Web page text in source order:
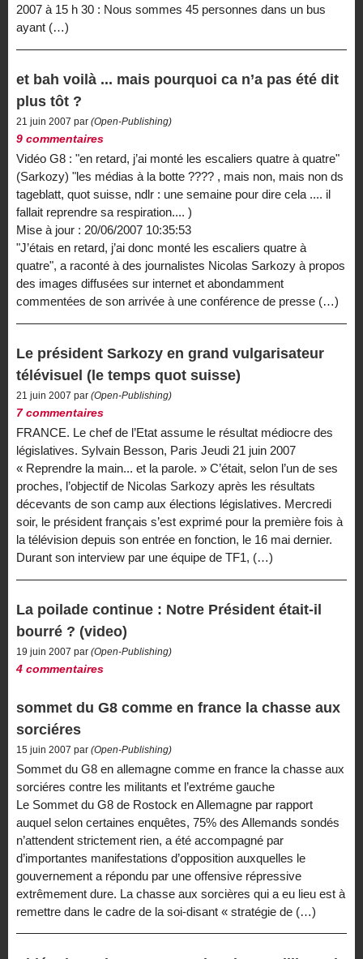
2007 à 15 h 30 : Nous sommes 45 personnes dans un bus
ayant (…)
et bah voilà ... mais pourquoi ca n’a pas été dit
plus tôt ?
21 juin 2007 par (Open-Publishing)
9 commentaires
Vidéo G8 : "en retard, j’ai monté les escaliers quatre à quatre"
(Sarkozy) "les médias à la botte ???? , mais non, mais non ds
tageblatt, quot suisse, ndlr : une semaine pour dire cela .... il
fallait reprendre sa respiration.... )
Mise à jour : 20/06/2007 10:35:53
"J’étais en retard, j’ai donc monté les escaliers quatre à
quatre", a raconté à des journalistes Nicolas Sarkozy à propos
des images diffusées sur internet et abondamment
commentées de son arrivée à une conférence de presse (…)
Le président Sarkozy en grand vulgarisateur
télévisuel (le temps quot suisse)
21 juin 2007 par (Open-Publishing)
7 commentaires
FRANCE. Le chef de l’Etat assume le résultat médiocre des
législatives. Sylvain Besson, Paris Jeudi 21 juin 2007
« Reprendre la main... et la parole. » C’était, selon l’un de ses
proches, l’objectif de Nicolas Sarkozy après les résultats
décevants de son camp aux élections législatives. Mercredi
soir, le président français s’est exprimé pour la première fois à
la télévision depuis son entrée en fonction, le 16 mai dernier.
Durant son interview par une équipe de TF1, (…)
La poilade continue : Notre Président était-il
bourré ? (video)
19 juin 2007 par (Open-Publishing)
4 commentaires
sommet du G8 comme en france la chasse aux
sorciéres
15 juin 2007 par (Open-Publishing)
Sommet du G8 en allemagne comme en france la chasse aux
sorciéres contre les militants et l’extréme gauche
Le Sommet du G8 de Rostock en Allemagne par rapport
auquel selon certaines enquêtes, 75% des Allemands sondés
n’attendent strictement rien, a été accompagné par
d’importantes manifestations d’opposition auxquelles le
gouvernement a répondu par une offensive répressive
extrêmement dure. La chasse aux sorcières qui a eu lieu est à
remettre dans le cadre de la soi-disant « stratégie de (…)